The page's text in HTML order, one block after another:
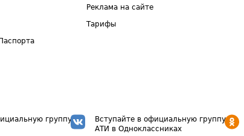
Реклама на сайте
Тарифы
группу
Вступайте в официальную группу
АТИ в Одноклассниках